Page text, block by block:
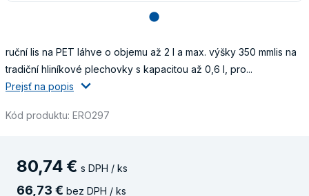
lens
ruční lis na PET láhve o objemu až 2 l a max. výšky 350 mmlis na
tradiční hliníkové plechovky s kapacitou až 0,6 l, pro...
Prejsť na popis
Kód produktu: ERO297
80,74 € s DPH / ks
66 73 € bez DPH / ks